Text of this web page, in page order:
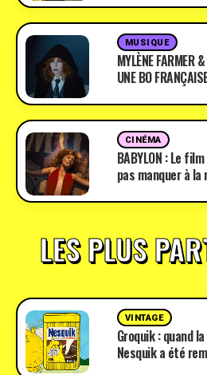
MUSIQUE
MYLÈNE FARMER
UNE BO
CINÉMA
BABYLON : Le
pas manquer à
LES PLUS
VINTAGE
Groquik : quand
Nesquik a été